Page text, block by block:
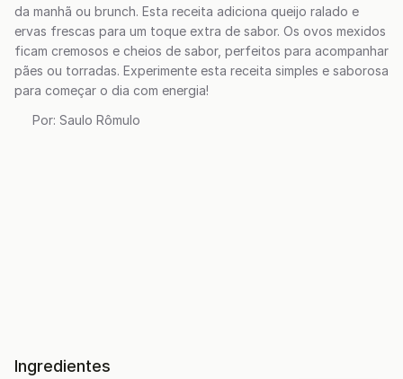
da manhã ou brunch. Esta receita adiciona queijo ralado e
ervas frescas para um toque extra de sabor. Os ovos mexidos
ficam cremosos e cheios de sabor, perfeitos para acompanhar
pães ou torradas. Experimente esta receita simples e saborosa
para começar o dia com energia!
Por: Saulo Rômulo
Ingredientes